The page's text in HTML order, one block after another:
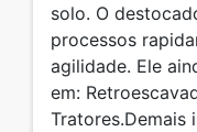
solo. O
processos
agilidade. Ele
em:
Tratores.Demais